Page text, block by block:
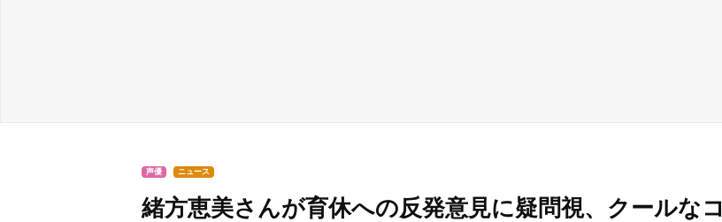
声優 ニュース
緒方恵美さんが育休への反発意見に疑問視、クールなコ